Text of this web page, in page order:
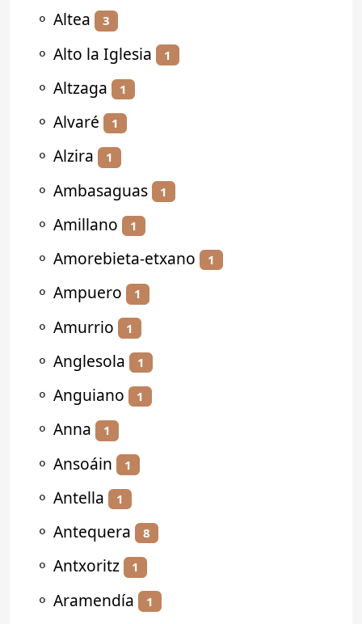
⚬ Altea 3
⚬ Alto la Iglesia 1
⚬ Altzaga 1
⚬ Alvaré 1
⚬ Alzira 1
⚬ Ambasaguas 1
⚬ Amillano 1
⚬ Amorebieta-etxano 1
⚬ Ampuero 1
⚬ Amurrio 1
⚬ Anglesola 1
⚬ Anguiano 1
⚬ Anna 1
⚬ Ansoáin 1
⚬ Antella 1
⚬ Antequera 8
⚬ Antxoritz 1
⚬ Aramendía 1